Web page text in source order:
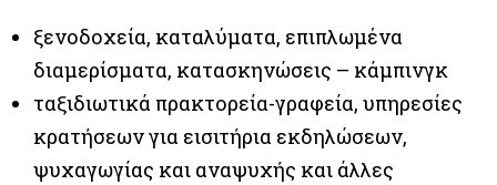
ξενοδοχεία, καταλύματα, επιπλωμένα
διαμερίσματα, κατασκηνώσεις – κάμπινγκ
ταξιδιωτικά πρακτορεία-γραφεία, υπηρεσίες
κρατήσεων για εισιτήρια εκδηλώσεων,
ψυχαγωγίας και αναψυχής και άλλες